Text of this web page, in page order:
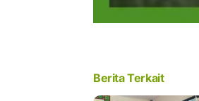
Berita Terkait